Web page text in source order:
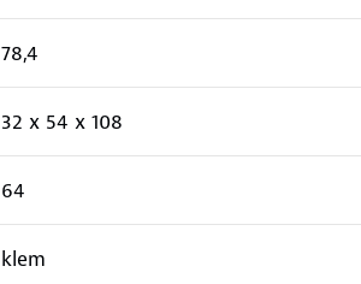
78,4
32 x 54 x 108
64
klem